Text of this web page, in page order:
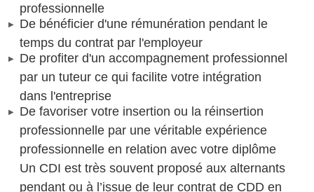
professionnelle
De bénéficier d'une rémunération pendant le
temps du contrat par l'employeur
De profiter d'un accompagnement professionnel
par un tuteur ce qui facilite votre intégration
dans l'entreprise
De favoriser votre insertion ou la réinsertion
professionnelle par une véritable expérience
professionnelle en relation avec votre diplôme
Un CDI est très souvent proposé aux alternants
pendant ou à l’issue de leur contrat de CDD en